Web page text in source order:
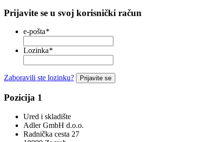
Prijavite se u svoj korisnički račun
e-pošta*
Lozinka*
Zaboravili ste lozinku? Prijavite se
Pozicija 1
Ured i skladište
Adler GmbH d.o.o.
Radnička cesta 27